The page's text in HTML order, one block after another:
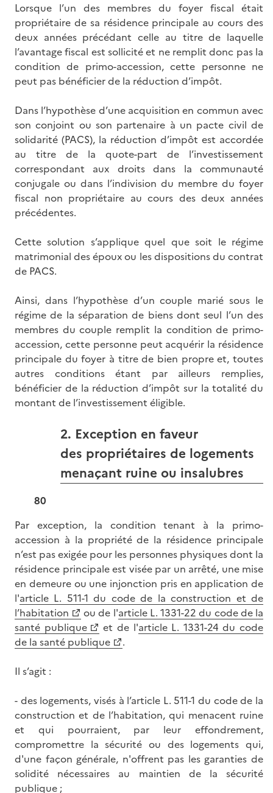
Lorsque l’un des membres du foyer fiscal était
propriétaire de sa résidence principale au cours des
deux années précédant celle au titre de laquelle
l’avantage fiscal est sollicité et ne remplit donc pas la
condition de primo-accession, cette personne ne
peut pas bénéficier de la réduction d’impôt.
Dans l’hypothèse d’une acquisition en commun avec
son conjoint ou son partenaire à un pacte civil de
solidarité (PACS), la réduction d’impôt est accordée
au titre de la quote-part de l’investissement
correspondant aux droits dans la communauté
conjugale ou dans l’indivision du membre du foyer
fiscal non propriétaire au cours des deux années
précédentes.
Cette solution s’applique quel que soit le régime
matrimonial des époux ou les dispositions du contrat
de PACS.
Ainsi, dans l’hypothèse d’un couple marié sous le
régime de la séparation de biens dont seul l’un des
membres du couple remplit la condition de primo-
accession, cette personne peut acquérir la résidence
principale du foyer à titre de bien propre et, toutes
autres conditions étant par ailleurs remplies,
bénéficier de la réduction d’impôt sur la totalité du
montant de l’investissement éligible.
2. Exception en faveur
des propriétaires de logements
menaçant ruine ou insalubres
80
Par exception, la condition tenant à la primo-
accession à la propriété de la résidence principale
n’est pas exigée pour les personnes physiques dont la
résidence principale est visée par un arrêté, une mise
en demeure ou une injonction pris en application de
l'article L. 511-1 du code de la construction et de
l’habitation
ou de l'article L. 1331-22 du code de la
santé publique
et de l'article L. 1331-24 du code
de la santé publique
.
Il s’agit :
- des logements, visés à l’article L. 511-1 du code de la
construction et de l’habitation, qui menacent ruine
et qui pourraient, par leur effondrement,
compromettre la sécurité ou des logements qui,
d'une façon générale, n'offrent pas les garanties de
solidité nécessaires au maintien de la sécurité
publique ;